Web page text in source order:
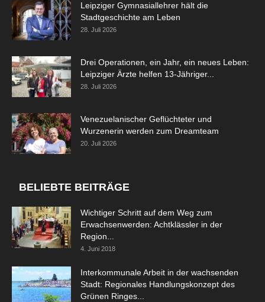
Leipziger Gymnasiallehrer hält die
Stadtgeschichte am Leben
28. Juli 2026
Drei Operationen, ein Jahr, ein neues Leben:
Leipziger Ärzte helfen 13-Jähriger...
28. Juli 2026
Venezuelanischer Geflüchteter und
Wurzenerin werden zum Dreamteam
20. Juli 2026
BELIEBTE BEITRÄGE
Wichtiger Schritt auf dem Weg zum
Erwachsenwerden: Achtklässler in der
Region...
4. Juni 2018
Interkommunale Arbeit in der wachsenden
Stadt: Regionales Handlungskonzept des
Grünen Ringes...